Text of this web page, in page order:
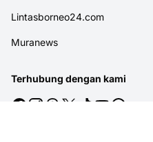
Lintasborneo24.com
Muranews
Terhubung dengan kami